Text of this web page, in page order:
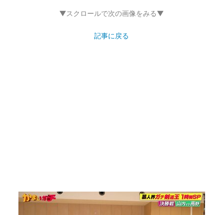
▼スクロールで次の画像をみる▼
記事に戻る